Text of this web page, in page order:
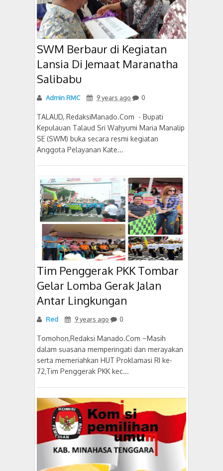
SWM Berbaur di Kegiatan
Lansia Di Jemaat Maranatha
Salibabu
Admin RMC 9 years ago 0
TALAUD, RedaksiManado.Com - Bupati
Kepulauan Talaud Sri Wahyumi Maria Manalip
SE (SWM) buka secara resmi kegiatan
Anggota Pelayanan Kate...
Tim Penggerak PKK Tombar
Gelar Lomba Gerak Jalan
Antar Lingkungan
Red 9 years ago 0
Tomohon,Redaksi Manado.Com ~Masih
dalam suasana memperingati dan merayakan
serta memeriahkan HUT Proklamasi RI ke-
72,Tim Penggerak PKK kec...